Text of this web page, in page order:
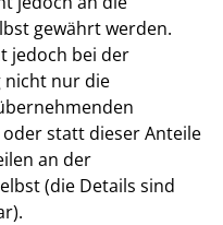
gewährt werden.
jedoch bei der
nicht nur die
statt dieser Anteile
an der
(die Details sind